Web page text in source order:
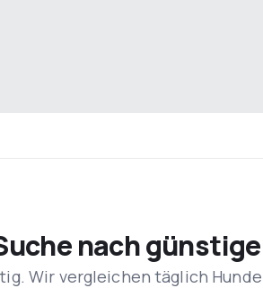
nach
Wir vergleichen täglich